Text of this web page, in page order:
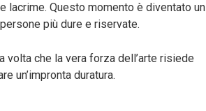
lacrime. Questo momento è diventato un
più dure e riservate.
volta che la vera forza dell’arte risiede
un’impronta duratura.